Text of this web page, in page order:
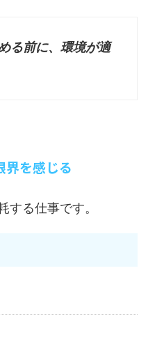
る前に、環境が適
界を感じる
する仕事です。